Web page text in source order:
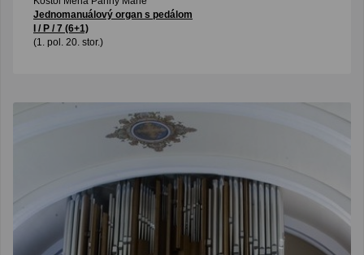
Jednomanuálový organ s pedálom
I / P / 7 (6+1)
(1. pol. 20. stor.)